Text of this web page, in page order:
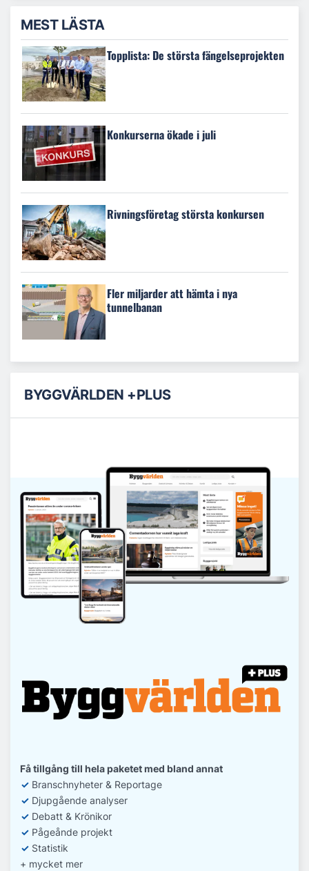
MEST LÄSTA
Topplista: De största fängelseprojekten
Konkurserna ökade i juli
Rivningsföretag största konkursen
Fler miljarder att hämta i nya
tunnelbanan
BYGGVÄRLDEN +PLUS
Få tillgång till hela paketet med bland annat
✓ Branschnyheter & Reportage
✓ Djupgående analyser
✓ Debatt & Krönikor
✓ Pågeånde projekt
✓ Statistik
+ mycket mer